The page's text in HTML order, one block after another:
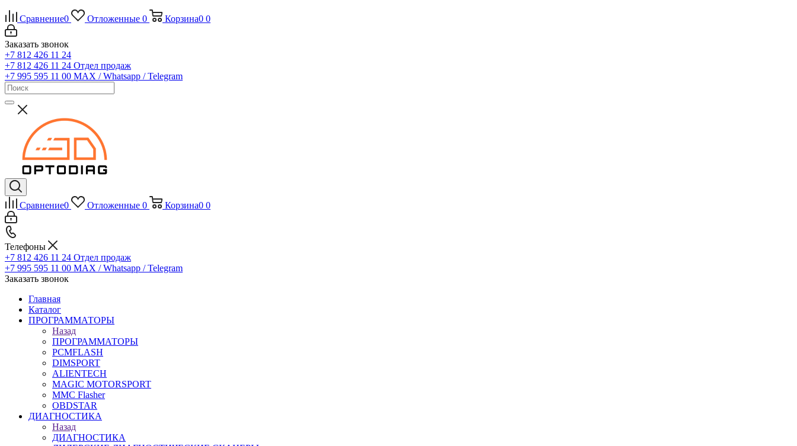
Сравнение0 Отложенные 0 Корзина0 0
Заказать звонок
+7 812 426 11 24
+7 812 426 11 24 Отдел продаж
+7 995 595 11 00 MAX / Whatsapp / Telegram
Сравнение0 Отложенные 0 Корзина0 0
Телефоны
+7 812 426 11 24 Отдел продаж
+7 995 595 11 00 MAX / Whatsapp / Telegram
Заказать звонок
Главная
Каталог
ПРОГРАММАТОРЫ
Назад
ПРОГРАММАТОРЫ
PCMFLASH
DIMSPORT
ALIENTECH
MAGIC MOTORSPORT
MMC Flasher
OBDSTAR
ДИАГНОСТИКА
Назад
ДИАГНОСТИКА